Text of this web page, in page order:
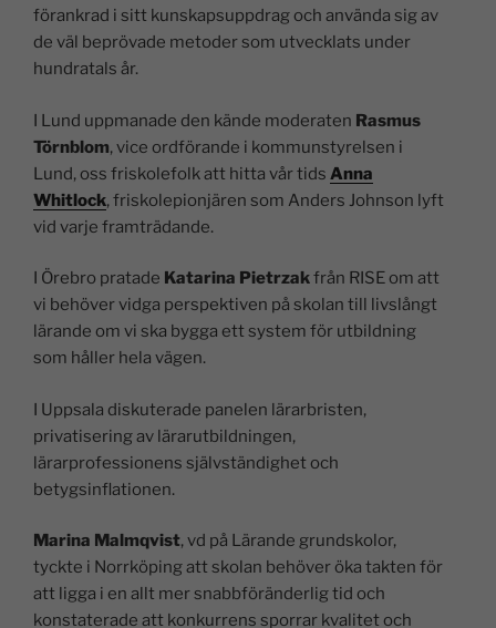
förankrad i sitt kunskapsuppdrag och använda sig av
de väl beprövade metoder som utvecklats under
hundratals år.
I Lund uppmanade den kände moderaten Rasmus
Törnblom, vice ordförande i kommunstyrelsen i
Lund, oss friskolefolk att hitta vår tids Anna
Whitlock, friskolepionjären som Anders Johnson lyft
vid varje framträdande.
I Örebro pratade Katarina Pietrzakfrån RISE om att
vi behöver vidga perspektiven på skolan till livslångt
lärande om vi ska bygga ett system för utbildning
som håller hela vägen.
I Uppsala diskuterade panelen lärarbristen,
privatisering av lärarutbildningen,
lärarprofessionens självständighet och
betygsinflationen.
Marina Malmqvist, vd på Lärande grundskolor,
tyckte i Norrköping att skolan behöver öka takten för
att ligga i en allt mer snabbföränderlig tid och
konstaterade att konkurrens sporrar kvalitet och